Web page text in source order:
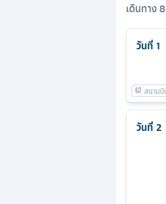
เดินทาง8
วันที่ 1
วันที่ 2